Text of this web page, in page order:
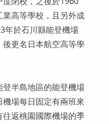
高等學校，且另外成
年於石川縣能登機場
更名日本航空高等學
半島地區的能登機場
場每日固定有兩班來
返桃園國際機場的季